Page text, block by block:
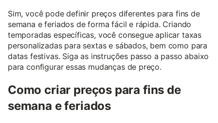
Sim, você pode definir preços diferentes para fins de
semana e feriados de forma fácil e rápida. Criando
temporadas específicas, você consegue aplicar taxas
personalizadas para sextas e sábados, bem como para
datas festivas. Siga as instruções passo a passo abaixo
para configurar essas mudanças de preço.
Como criar preços para fins de
semana e feriados